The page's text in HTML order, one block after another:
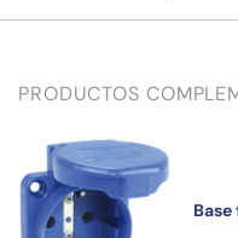
PRODUCTOS